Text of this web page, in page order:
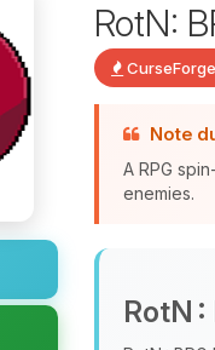
RotN:
CurseForge
Note
A RPG
enemies.
RotN